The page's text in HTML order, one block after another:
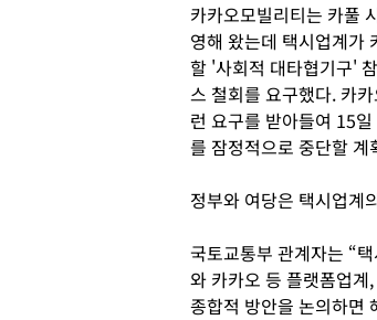
카카오모빌리티는 카풀
영해 왔는데 택시업계가
할 '사회적 대타협기구'
스 철회를 요구했다. 카
런 요구를 받아들여 15
를 잠정적으로 중단할 계
정부와 여당은 택시업계
국토교통부 관계자는 “
와 카카오 등 플랫폼업
종합적 방안을 논의하면